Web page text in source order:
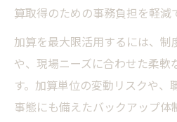
算取得のための事務負担を軽減
加算を最大限活用するには、制
や、現場ニーズに合わせた柔軟
す。加算単位の変動リスクや、
事態にも備えたバックアップ体